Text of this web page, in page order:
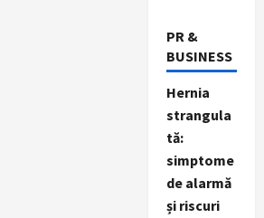
PR &
BUSINESS
Hernia
strangula
tă:
simptome
de alarmă
și riscuri